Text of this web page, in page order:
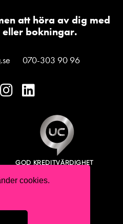
cookies.
att höra av dig med
bokningar.
070-303 90 96
Anna Almberg